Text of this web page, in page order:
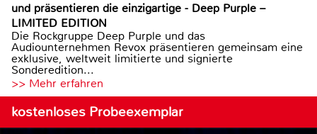
und präsentieren die einzigartige - Deep Purple –
LIMITED EDITION
Die Rockgruppe Deep Purple und das
Audiounternehmen Revox präsentieren gemeinsam eine
exklusive, weltweit limitierte und signierte
Sonderedition...
>> Mehr erfahren
kostenloses Probeexemplar